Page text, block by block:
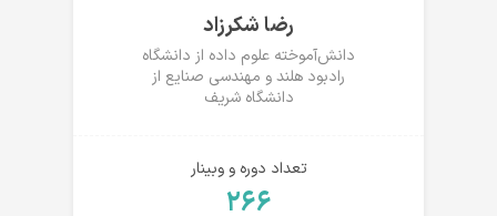
رضا شکرزاد
دانش‌آموخته علوم داده از دانشگاه
رادبود هلند و مهندسی صنایع از
دانشگاه شریف
تعداد دوره و وبینار
۲۶۶